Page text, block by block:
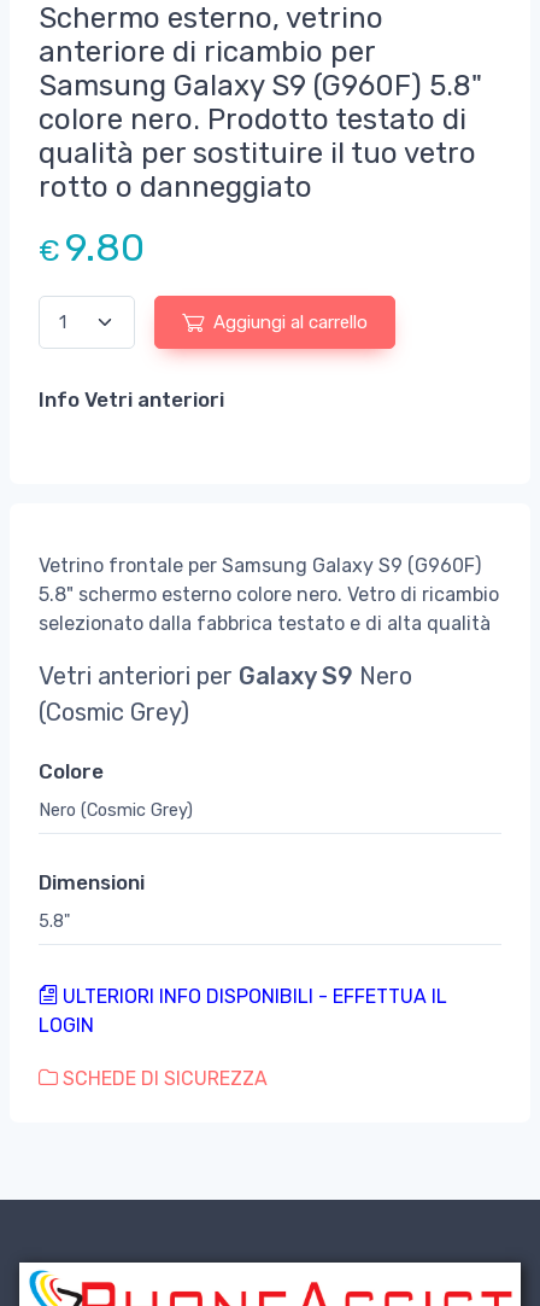
Schermo esterno, vetrino
anteriore di ricambio per
Samsung Galaxy S9 (G960F) 5.8"
colore nero. Prodotto testato di
qualità per sostituire il tuo vetro
rotto o danneggiato
€ 9.80
Aggiungi al carrello
Info Vetri anteriori
Vetrino frontale per Samsung Galaxy S9 (G960F)
5.8" schermo esterno colore nero. Vetro di ricambio
selezionato dalla fabbrica testato e di alta qualità
Vetri anteriori per Galaxy S9 Nero
(Cosmic Grey)
Colore
Nero (Cosmic Grey)
Dimensioni
5.8"
ULTERIORI INFO DISPONIBILI - EFFETTUA IL
LOGIN
SCHEDE DI SICUREZZA